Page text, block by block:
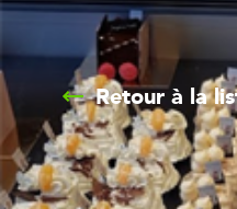
Retour à la